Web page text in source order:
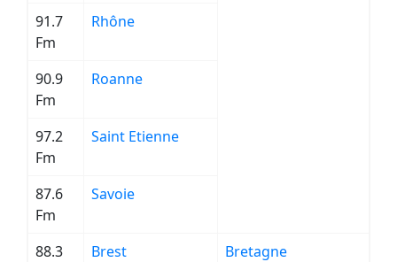
91.7
Fm
Rhône
90.9
Fm
Roanne
97.2
Fm
Saint Etienne
87.6
Fm
Savoie
88.3
Brest Bretagne